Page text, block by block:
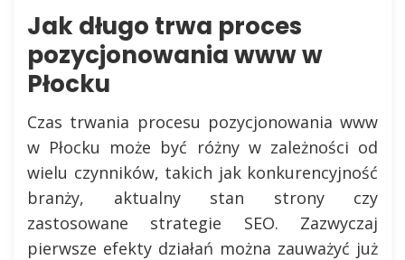
Jak długo trwa proces
pozycjonowania www w
Płocku
Czas trwania procesu pozycjonowania www
w Płocku może być różny w zależności od
wielu czynników, takich jak konkurencyjność
branży, aktualny stan strony czy
zastosowane strategie SEO. Zazwyczaj
pierwsze efekty działań można zauważyć już